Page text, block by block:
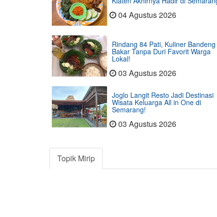
04 Agustus 2026
Rindang 84 Pati, Kuliner Bandeng
Bakar Tanpa Duri Favorit Warga
Lokal!
03 Agustus 2026
Joglo Langit Resto Jadi Destinasi
Wisata Keluarga All in One di
Semarang!
03 Agustus 2026
Topik Mirip